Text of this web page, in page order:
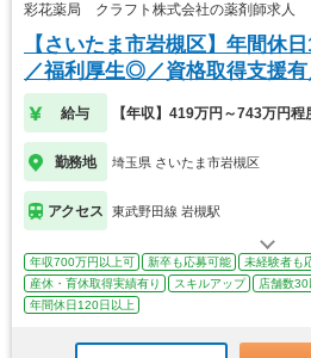
彩花薬局 クラフト株式会社の薬剤師求人
【さいたま市岩槻区】年間休
／福利厚生◎／資格取得支援
給与 【年収】419万円～743万円程
勤務地 埼玉県 さいたま市岩槻区
アクセス 東武野田線 岩槻駅
年収700万円以上可 新卒も応募可能 未経験者も
産休・育休取得実績有り
スキルアップ 店舗数30
年間休日120日以上